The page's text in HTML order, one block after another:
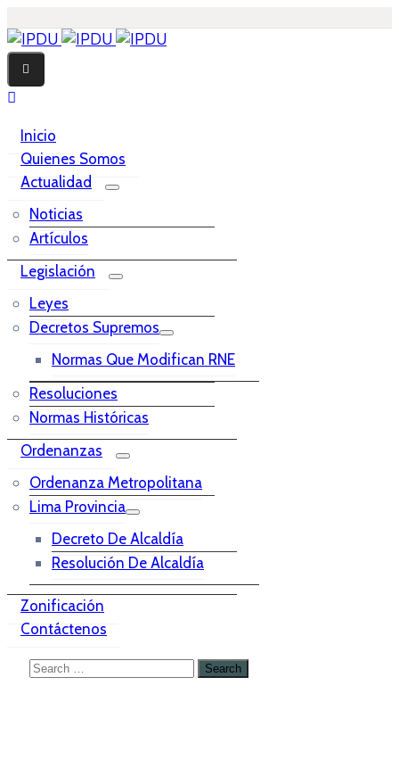
Inicio
Quienes Somos
Actualidad
Noticias
Artículos
Legislación
Leyes
Decretos Supremos
Normas Que Modifican RNE
Resoluciones
Normas Históricas
Ordenanzas
Ordenanza Metropolitana
Lima Provincia
Decreto De Alcaldía
Resolución De Alcaldía
Zonificación
Contáctenos